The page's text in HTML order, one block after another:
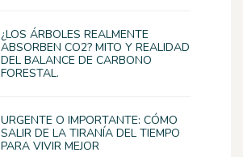
¿LOS ÁRBOLES REALMENTE
ABSORBEN CO2? MITO Y REALIDAD
DEL BALANCE DE CARBONO
FORESTAL.
URGENTE O IMPORTANTE: CÓMO
SALIR DE LA TIRANÍA DEL TIEMPO
PARA VIVIR MEJOR